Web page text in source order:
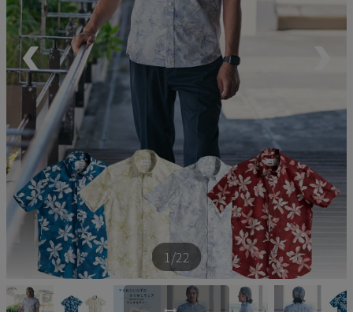
ランキング
新商品
再入荷商品
アウトレット
サイズから探す
レーベルから探す
1 /22